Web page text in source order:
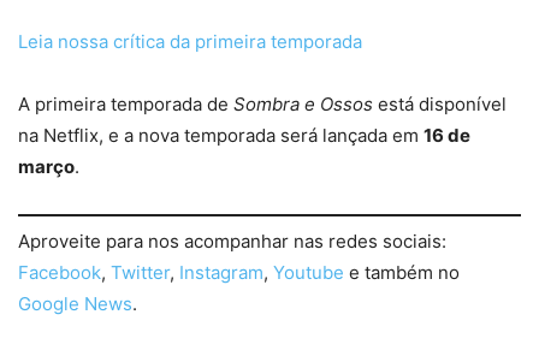
Leia nossa crítica da primeira temporada
A primeira temporada de Sombra e Ossos está disponível
na Netflix, e a nova temporada será lançada em 16 de
março.
Aproveite para nos acompanhar nas redes sociais:
Facebook, Twitter, Instagram, Youtube e também no
Google News.